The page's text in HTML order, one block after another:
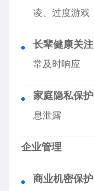
凌、过度游戏
长辈健康关注
常及时响应
家庭隐私保护
息泄露
企业管理
商业机密保护